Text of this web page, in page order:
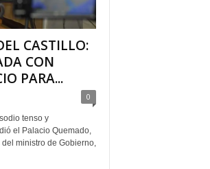
CASTILLO:
CON
PARA...
0
tenso y
el Palacio Quemado,
ministro de Gobierno,